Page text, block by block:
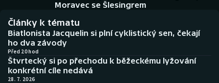
Biatlon
Boby a skeleton
Box
Historické návraty
Aplikace ČT sport
AZ kvíz
Moravec se Šlesingrem
Články k tématu
Biatlonista Jacquelin si plní cyklistický sen, čekají
ho dva závody
Před 20 hod
Štvrtecký si po přechodu k běžeckému lyžování
konkrétní cíle nedává
28. 7. 2026